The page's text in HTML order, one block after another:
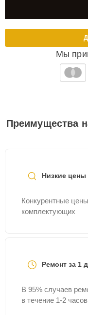
Мы
Преимущества
Низкие цены
Конкурентные
комплектующих
Ремонт за 1
В 95% случаев
в течение 1-2 часов